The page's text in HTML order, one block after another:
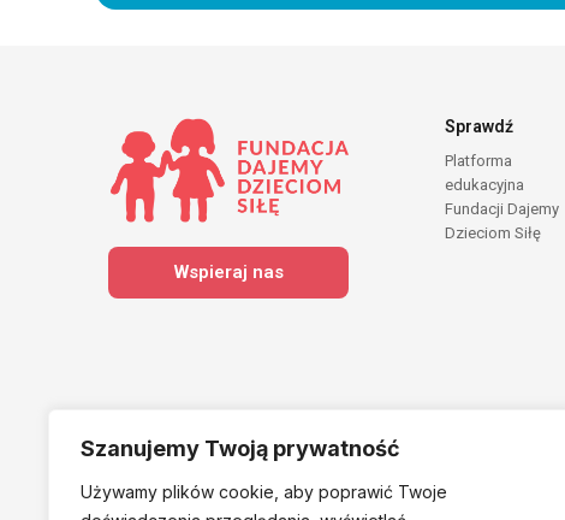
Szanujemy Twoją prywatność
Używamy plików cookie, aby poprawić Twoje
Wspieraj nas
Sprawdź
Platforma
edukacyjna
Fundacji Dajemy
Dzieciom Siłę
Należymy do